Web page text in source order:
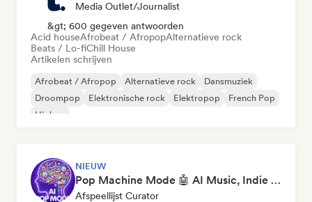
Media Outlet/Journalist
&gt; 600 gegeven antwoorden
Acid houseAfrobeat / AfropopAlternatieve rock
Beats / Lo-fiChill House
Artikelen schrijven
Afrobeat / Afropop Alternatieve rock
Dansmuziek
Droompop
Elektronische rock Elektropop
French Pop
Hiphop
NIEUW
Pop Machine Mode 🤖 AI Music, Indie Pop & Dream Pop
Afspeellijst Curator